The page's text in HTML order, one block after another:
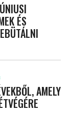
ÉS
AMELY